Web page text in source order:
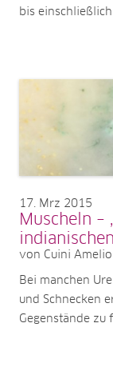
bis
17 Mrz 2015
Muscheln –
von Cuini
Bei manchen
und Schnecken
Gegenstände zu